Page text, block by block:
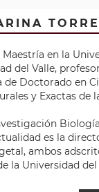
en la
del Valle,
Doctorado en
y Exactas de
es la
ambos
la Universidad